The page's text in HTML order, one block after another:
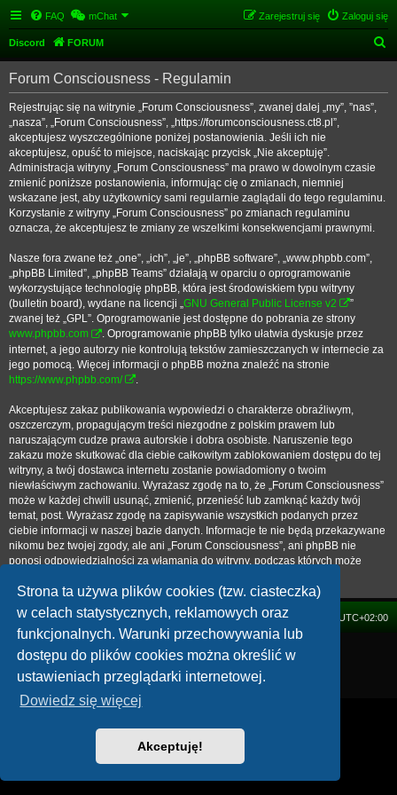
Strona ta używa plików cookies (tzw. ciasteczka)
w celach statystycznych, reklamowych oraz
funkcjonalnych. Warunki przechowywania lub
dostępu do plików cookies można określić w
ustawieniach przeglądarki internetowej.
Dowiedz się więcej
Akceptuję!
FAQ mChat Zaloguj się
Zarejestruj się
Discord FORUM
z
Forum Consciousness - Regulamin
Rejestrując się na witrynie „Forum Consciousness”, zwanej dalej „my”, ”nas”,
„nasza”, „Forum Consciousness”, „https://forumconsciousness.ct8.pl”,
akceptujesz wyszczególnione poniżej postanowienia. Jeśli ich nie
akceptujesz, opuść to miejsce, naciskając przycisk „Nie akceptuję”.
Administracja witryny „Forum Consciousness” ma prawo w dowolnym czasie
zmienić poniższe postanowienia, informując cię o zmianach, niemniej
wskazane jest, aby użytkownicy sami regularnie zaglądali do tego regulaminu.
Korzystanie z witryny „Forum Consciousness” po zmianach regulaminu
oznacza, że akceptujesz te zmiany ze wszelkimi konsekwencjami prawnymi.
Nasze fora zwane też „one”, „ich”, „je”, „phpBB software”, „www.phpbb.com”,
„phpBB Limited”, „phpBB Teams” działają w oparciu o oprogramowanie
wykorzystujące technologię phpBB, która jest środowiskiem typu witryny
(bulletin board), wydane na licencji „GNU General Public License v2
”
zwanej też „GPL”. Oprogramowanie jest dostępne do pobrania ze strony
www.phpbb.com
. Oprogramowanie phpBB tylko ułatwia dyskusje przez
internet, a jego autorzy nie kontrolują tekstów zamieszczanych w internecie za
jego pomocą. Więcej informacji o phpBB można znaleźć na stronie
https://www.phpbb.com/
Akceptujesz zakaz publikowania wypowiedzi o charakterze obraźliwym,
oszczerczym, propagującym treści niezgodne z polskim prawem lub
naruszającym cudze prawa autorskie i dobra osobiste. Naruszenie tego
zakazu może skutkować dla ciebie całkowitym zablokowaniem dostępu do tej
witryny, a twój dostawca internetu zostanie powiadomiony o twoim
niewłaściwym zachowaniu. Wyrażasz zgodę na to, że „Forum Consciousness”
może w każdej chwili usunąć, zmienić, przenieść lub zamknąć każdy twój
temat, post. Wyrażasz zgodę na zapisywanie wszystkich podanych przez
ciebie informacji w naszej bazie danych. Informacje te nie będą przekazywane
nikomu bez twojej zgody, ale ani „Forum Consciousness”, ani phpBB nie
ponosi odpowiedzialności za włamania do witryny, podczas których może
FORUM Strefa czasowa UTC+02:00
Technologię dostarczaphpBB
® Forum Software © phpBB Limited
Zasady ochrony danych osobowych|Regulamin